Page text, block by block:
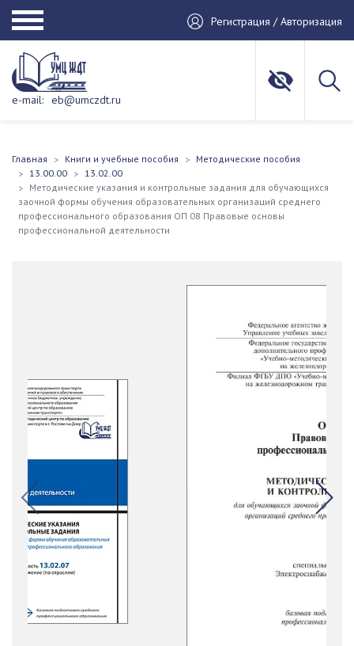
Регистрация / Авторизация
e-mail: eb@umczdt.ru
Главная Книги и учебные пособия
Методические пособия
13.00.00
13.02.00
Методические указания и контрольные задания для обучающихся
заочной формы обучения образовательных организаций среднего
профессионального образования ОП 08 Правовые основы
профессиональной деятельности